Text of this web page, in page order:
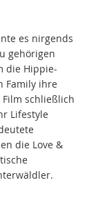
es nirgends
gehörigen
die Hippie-
Family ihre
schließlich
Lifestyle
die Love &